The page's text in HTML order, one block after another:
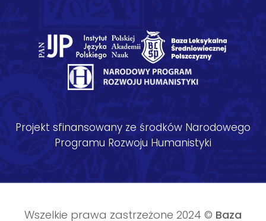
Projekt sfinansowany ze środków Narodowego
Programu Rozwoju Humanistyki
Wszelkie prawa zastrzeżone 2024 © Baza